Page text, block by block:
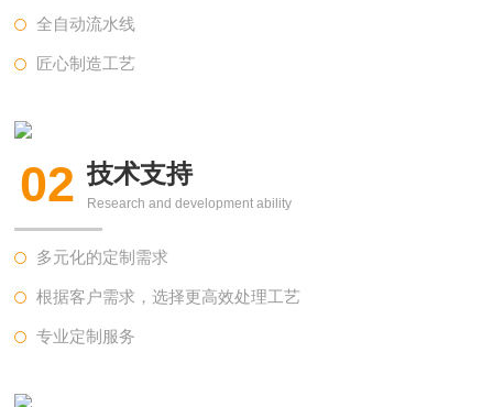
全自动流水线
匠心制造工艺
02 技术支持
Research and development ability
多元化的定制需求
根据客户需求，选择更高效处理工艺
专业定制服务